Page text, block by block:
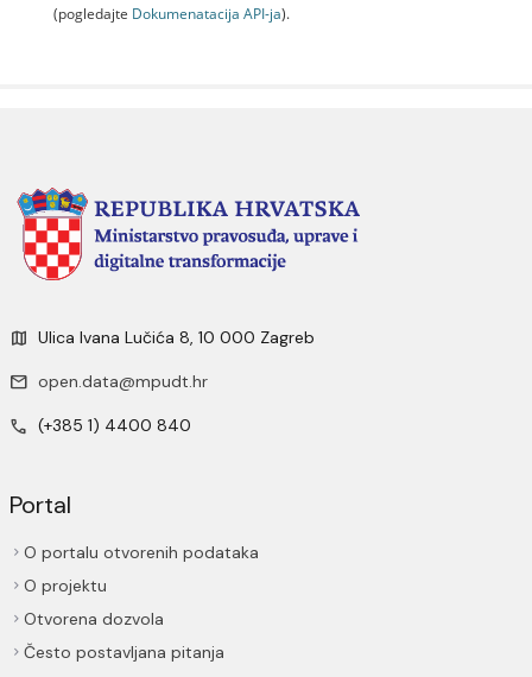
(pogledajte Dokumenаtаcijа API-jа).